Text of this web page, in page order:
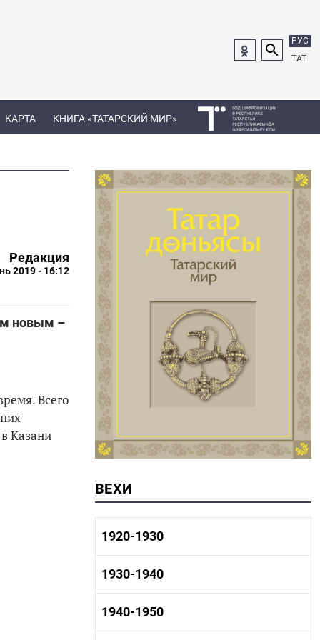
РУС
ТАТ
КАРТА КНИГА «ТАТАРСКИЙ МИР»
Редакция
2019 - 16:12
новым –
Всего
Казани
ВЕХИ
1920-1930
1920-1930 история
1920-1930 культура
1930-1940
1930-1940 история
1930-1940 культура
1940-1950